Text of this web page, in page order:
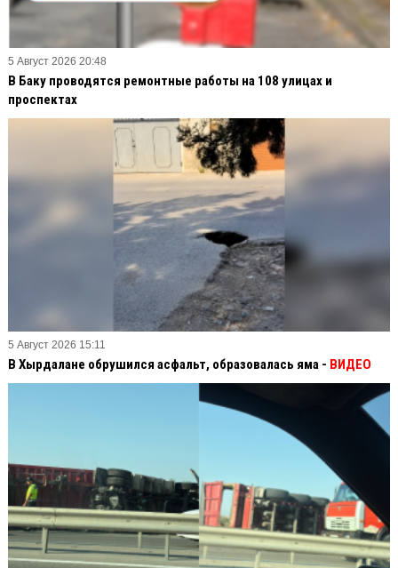
5 Август 2026 20:48
В Баку проводятся ремонтные работы на 108 улицах и
проспектах
5 Август 2026 15:11
В Хырдалане обрушился асфальт, образовалась яма - ВИДЕО